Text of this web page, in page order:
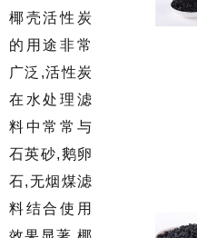
椰壳活性炭
的用途非常
广泛,活性炭
在水处理滤
料中常常与
石英砂,鹅卵
石,无烟煤滤
料结合使用